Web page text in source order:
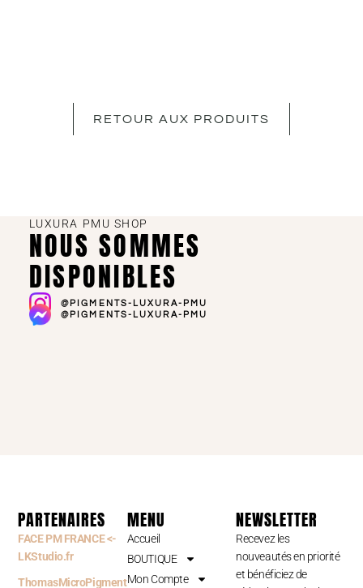
RETOUR AUX PRODUITS
LUXURA PMU SHOP
NOUS SOMMES
DISPONIBLES
@PIGMENTS-LUXURA-PMU
@PIGMENTS-LUXURA-PMU
PARTENAIRES
FACE PM FRANCE <-
LKStudio.fr
ThomasMicroPigment
MENU
Accueil
BOUTIQUE
Mon Compte
NEWSLETTER
Recevez les
nouveautés en priorité
et bénéficiez de